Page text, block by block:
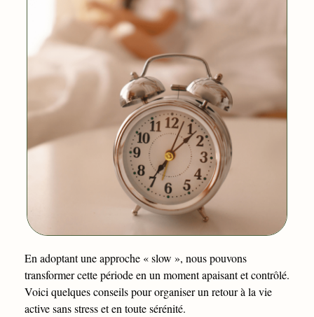
En adoptant une approche « slow », nous pouvons
transformer cette période en un moment apaisant et contrôlé.
Voici quelques conseils pour organiser un retour à la vie
active sans stress et en toute sérénité.